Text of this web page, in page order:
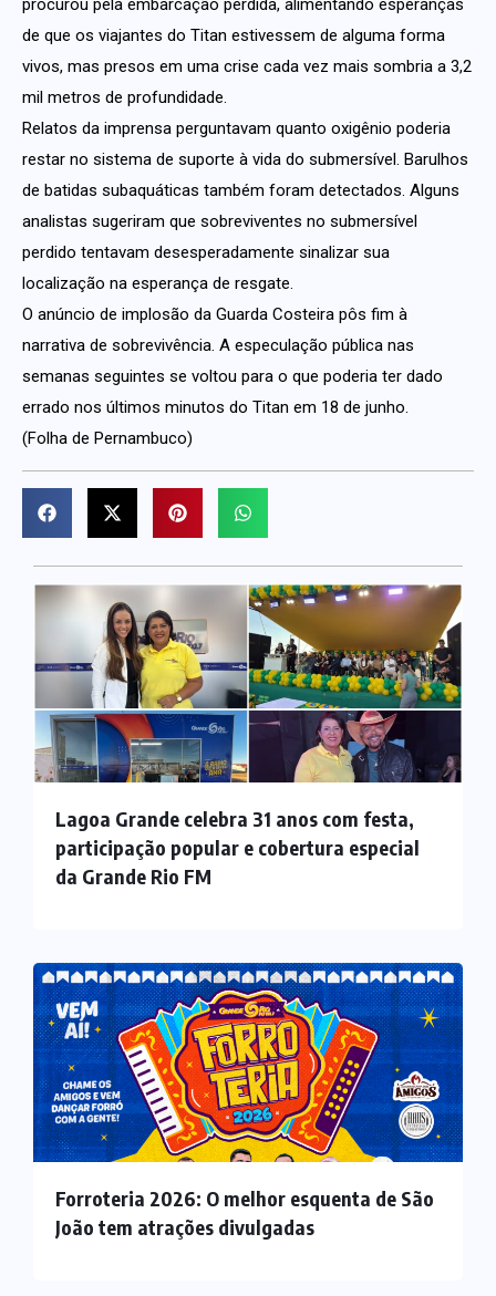
procurou pela embarcação perdida, alimentando esperanças
de que os viajantes do Titan estivessem de alguma forma
vivos, mas presos em uma crise cada vez mais sombria a 3,2
mil metros de profundidade.
Relatos da imprensa perguntavam quanto oxigênio poderia
restar no sistema de suporte à vida do submersível. Barulhos
de batidas subaquáticas também foram detectados. Alguns
analistas sugeriram que sobreviventes no submersível
perdido tentavam desesperadamente sinalizar sua
localização na esperança de resgate.
O anúncio de implosão da Guarda Costeira pôs fim à
narrativa de sobrevivência. A especulação pública nas
semanas seguintes se voltou para o que poderia ter dado
errado nos últimos minutos do Titan em 18 de junho.
(Folha de Pernambuco)
Lagoa Grande celebra 31 anos com festa,
participação popular e cobertura especial
da Grande Rio FM
Forroteria 2026: O melhor esquenta de São
João tem atrações divulgadas